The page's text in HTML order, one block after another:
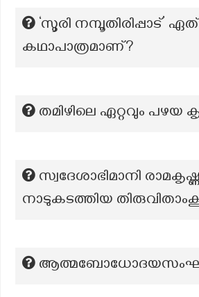
‘സൂരി നമ്പൂതിരിപ്പാട്’
കഥാപാത്രമാണ്?
തമിഴിലെ ഏറ്റവും പഴയ
സ്വദേശാഭിമാനി
നാടുകടത്തിയ